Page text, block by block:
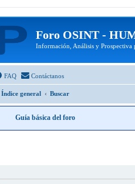
Foro OSINT -
Información, Análisis y Prospectiva
FAQ Contáctanos
Índice general Buscar
Guía básica del foro